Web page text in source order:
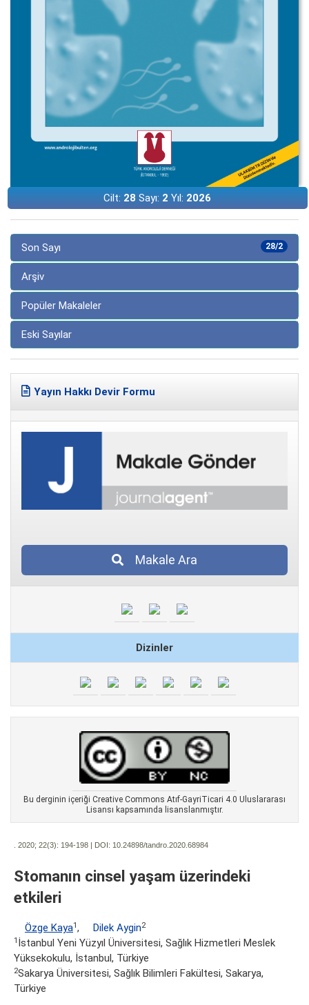
Cilt: 28 Sayı: 2 Yıl: 2026
28/2
Son Sayı
Arşiv
Popüler Makaleler
Eski Sayılar
Yayın Hakkı Devir Formu
Makale Ara
Dizinler
Bu derginin içeriği Creative Commons Atıf-GayriTicari 4.0 Uluslararası
Lisansı kapsamında lisanslanmıştır.
. 2020; 22(3): 194-198 | DOI: 10.24898/tandro.2020.68984
Stomanın cinsel yaşam üzerindeki
etkileri
Özge Kaya1, Dilek Aygin2
1 İstanbul Yeni Yüzyıl Üniversitesi, Sağlık Hizmetleri Meslek
Yüksekokulu, İstanbul, Türkiye
2Sakarya Üniversitesi, Sağlık Bilimleri Fakültesi, Sakarya,
Türkiye